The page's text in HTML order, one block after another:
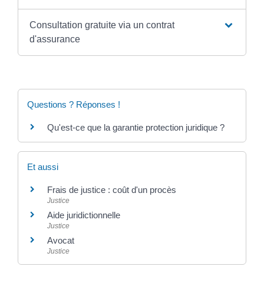
Consultation gratuite via un contrat
d'assurance
Questions ? Réponses !
Qu'est-ce que la garantie protection juridique ?
Et aussi
Frais de justice : coût d'un procès
Justice
Aide juridictionnelle
Justice
Avocat
Justice